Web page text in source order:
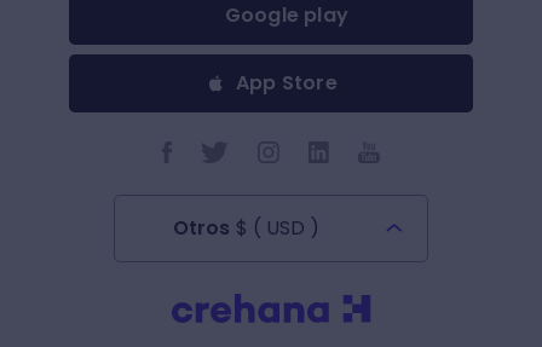
Google play
App Store
Otros $ ( USD )